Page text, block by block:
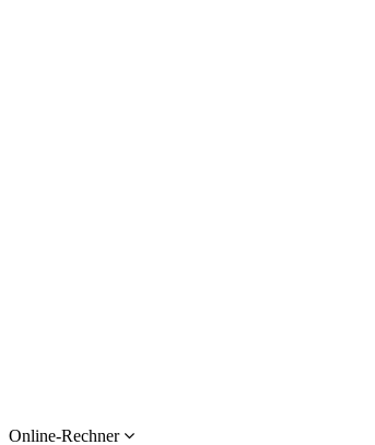
Online-Rechner